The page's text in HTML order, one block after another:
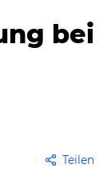
bei
Teilen